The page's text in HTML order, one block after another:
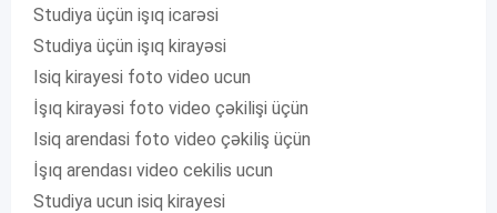
Studiya üçün işıq icarəsi
Studiya üçün işıq kirayəsi
Isiq kirayesi foto video ucun
İşıq kirayəsi foto video çəkilişi üçün
Isiq arendasi foto video çəkiliş üçün
İşıq arendası video cekilis ucun
Studiya ucun isiq kirayesi